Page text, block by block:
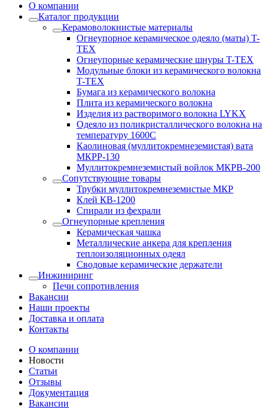
О компании
Каталог продукции
Керамоволокнистые материалы
Огнеупорное керамическое одеяло (маты) T-
TEX
Огнеупорные керамические шнуры T-TEX
Модульные блоки из керамического волокна
T-TEX
Бумага из керамического волокна
Плита из керамического волокна
Изделия из растворимого волокна LYKX
Одеяло из поликристаллического волокна на
температуру 1600С
Каолиновая (муллитокремнеземистая) вата
МКРР-130
Муллитокремнеземистый войлок МКРВ-200
Сопутствующие товары
Трубки муллитокремнеземистые МКР
Клей КВ-1200
Спирали из фехрали
Огнеупорные крепления
Керамическая чашка
Металлические анкера для крепления
теплоизоляционных одеял
Сводовые керамические держатели
Инжиниринг
Печи сопротивления
Вакансии
Наши проекты
Доставка и оплата
Контакты
О компании
Новости
Статьи
Отзывы
Документация
Вакансии